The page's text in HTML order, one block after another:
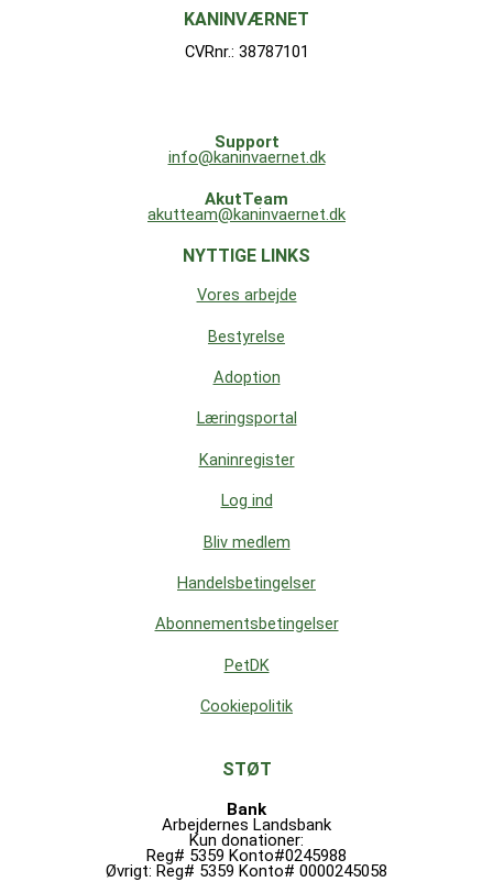
KANINVÆRNET
CVRnr.: 38787101
Support
info@kaninvaernet.dk
AkutTeam
akutteam@kaninvaernet.dk
NYTTIGE LINKS
Vores arbejde
Bestyrelse
Adoption
Læringsportal
Kaninregister
Log ind
Bliv medlem
Handelsbetingelser
Abonnementsbetingelser
PetDK
Cookiepolitik
STØT
Bank
Arbejdernes Landsbank
Kun donationer:
Reg# 5359 Konto#0245988
Øvrigt: Reg# 5359 Konto# 0000245058